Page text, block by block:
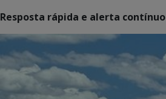
Resposta rápida e alerta contínuo